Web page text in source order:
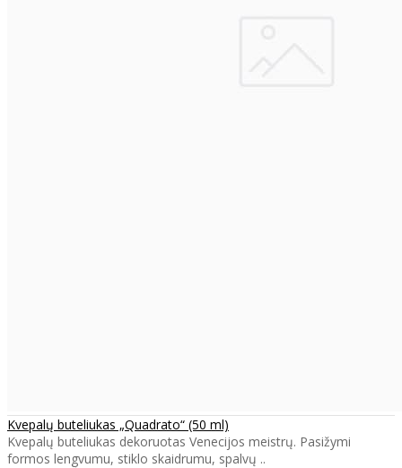
Kvepalų buteliukas „Quadrato“ (50 ml)
Kvepalų buteliukas dekoruotas Venecijos meistrų. Pasižymi
formos lengvumu, stiklo skaidrumu, spalvų ..